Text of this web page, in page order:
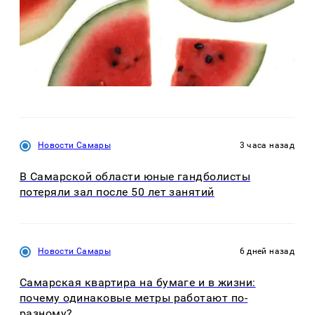
Новости Самары 3 часа назад
В Самарской области юные гандболисты
потеряли зал после 50 лет занятий
Новости Самары 6 дней назад
Самарская квартира на бумаге и в жизни:
почему одинаковые метры работают по-